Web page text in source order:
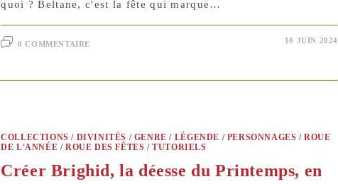
quoi ? Beltane, c'est la fête qui marque…
0 COMMENTAIRE 10 JUIN 2024
COLLECTIONS / DIVINITÉS / GENRE / LÉGENDE / PERSONNAGES /ROUE
DE L'ANNÉE /ROUE DES FÊTES /TUTORIELS
Créer Brighid, la déesse du Printemps, en